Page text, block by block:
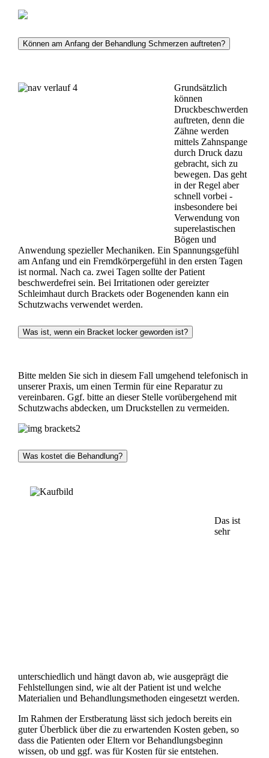
Können am Anfang der Behandlung Schmerzen auftreten?
Grundsätzlich
können
Druckbeschwerden
auftreten, denn die
Zähne werden
mittels Zahnspange
durch Druck dazu
gebracht, sich zu
bewegen. Das geht
in der Regel aber
schnell vorbei -
insbesondere bei
Verwendung von
superelastischen
Bögen und
Anwendung spezieller Mechaniken. Ein Spannungsgefühl
am Anfang und ein Fremdkörpergefühl in den ersten Tagen
ist normal. Nach ca. zwei Tagen sollte der Patient
beschwerdefrei sein. Bei Irritationen oder gereizter
Schleimhaut durch Brackets oder Bogenenden kann ein
Schutzwachs verwendet werden.
Was ist, wenn ein Bracket locker geworden ist?
Bitte melden Sie sich in diesem Fall umgehend telefonisch in
unserer Praxis, um einen Termin für eine Reparatur zu
vereinbaren. Ggf. bitte an dieser Stelle vorübergehend mit
Schutzwachs abdecken, um Druckstellen zu vermeiden.
Was kostet die Behandlung?
Das ist
sehr
unterschiedlich und hängt davon ab, wie ausgeprägt die
Fehlstellungen sind, wie alt der Patient ist und welche
Materialien und Behandlungsmethoden eingesetzt werden.
Im Rahmen der Erstberatung lässt sich jedoch bereits ein
guter Überblick über die zu erwartenden Kosten geben, so
dass die Patienten oder Eltern vor Behandlungsbeginn
wissen, ob und ggf. was für Kosten für sie entstehen.